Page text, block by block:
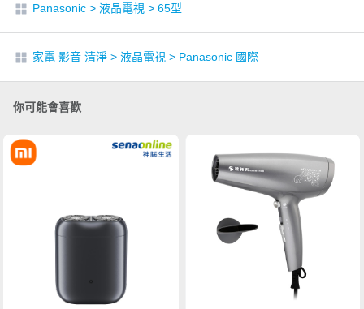
Panasonic > 液晶電視 > 65型
家電 影音 清淨 > 液晶電視 > Panasonic 國際
你可能會喜歡